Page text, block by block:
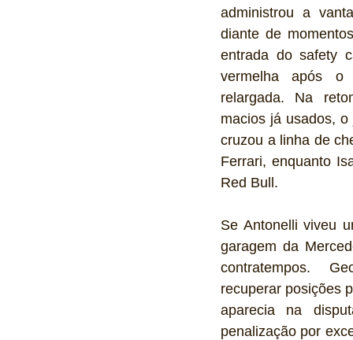
administrou a
diante de
entrada do safety
vermelha após o
relargada. Na
macios já usados,
cruzou a linha de
Ferrari, enquanto
Red Bull.
Se Antonelli viveu
garagem da
contratempos.
recuperar posições
aparecia na
penalização por